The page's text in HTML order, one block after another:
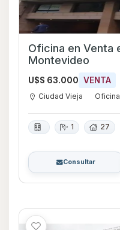
Oficina en Venta en Ciudad Vieja,
Montevideo
U$S 63.000 VENTA
Ciudad Vieja Oficina
1 27
Consultar